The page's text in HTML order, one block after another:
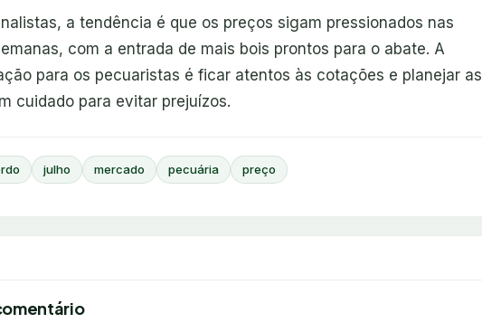
a tendência é que os preços sigam pressionados nas
com a entrada de mais bois prontos para o abate. A
para os pecuaristas é ficar atentos às cotações e planejar as
cuidado para evitar prejuízos.
julho mercado pecuária preço